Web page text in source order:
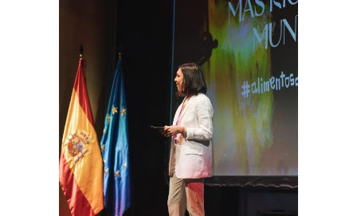
¿TE GUSTARÍA UNIRTE A NUESTRA AVENTURA GASTRON
ÚNETE A LA NEWSLETTER
RECOMENDACIONES